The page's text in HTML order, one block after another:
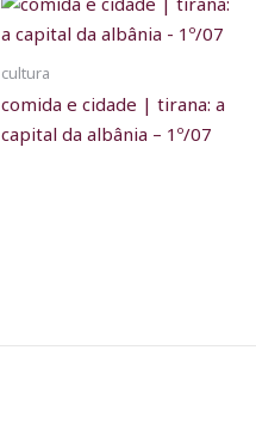
cultura
comida e cidade | tirana: a
capital da albânia – 1º/07